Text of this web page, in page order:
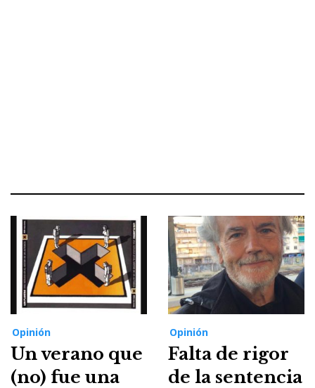
Opinión
Un verano que
(no) fue una
Opinión
Falta de rigor
de la sentencia